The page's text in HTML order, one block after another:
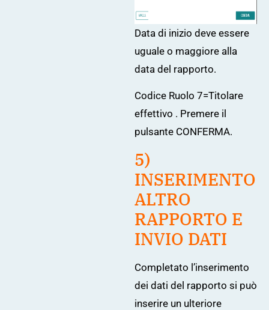
Data di inizio deve essere
uguale o maggiore alla
data del rapporto.
Codice Ruolo 7=Titolare
effettivo . Premere il
pulsante CONFERMA.
5)
INSERIMENTO
ALTRO
RAPPORTO E
INVIO DATI
Completato l’inserimento
dei dati del rapporto si può
inserire un ulteriore